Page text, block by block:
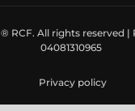
RCF. All rights reserved |
04081310965
Privacy policy